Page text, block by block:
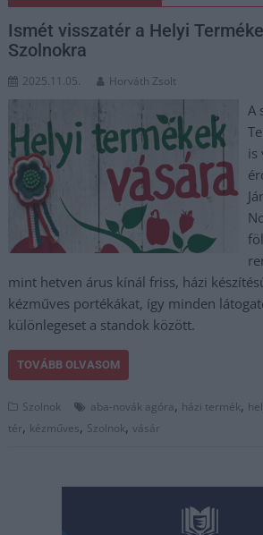
Ismét visszatér a Helyi
Szolnokra
2025.11.05. Horváth Zsolt
A
is
mint hetven árus kínál friss, házi
kézműves portékákat, így minden
különlegeset a standok között.
TOVÁBB OLVASOM
Szolnok aba-novák agóra, házi termék,
tér, kézműves, Szolnok,vásár